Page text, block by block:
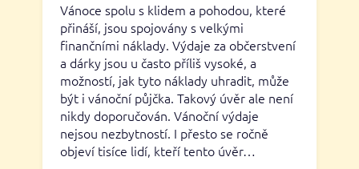
Vánoce spolu s klidem a pohodou, které
přináší, jsou spojovány s velkými
finančními náklady. Výdaje za občerstvení
a dárky jsou u často příliš vysoké, a
možností, jak tyto náklady uhradit, může
být i vánoční půjčka. Takový úvěr ale není
nikdy doporučován. Vánoční výdaje
nejsou nezbytností. I přesto se ročně
objeví tisíce lidí, kteří tento úvěr…